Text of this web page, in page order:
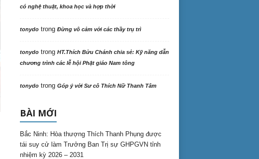
có nghệ thuật, khoa học và hợp thời
tonydotrong Đừng vô cảm với các thầy trụ trì
tonydotrong HT.Thích Bửu Chánh chia sẻ: Kỹ năng dẫn
chương trình các lễ hội Phật giáo Nam tông
tonydotrong Góp ý với Sư cô Thích Nữ Thanh Tâm
BÀI MỚI
Bắc Ninh: Hòa thượng Thích Thanh Phụng được
tái suy cử làm Trưởng Ban Trị sự GHPGVN tỉnh
nhiệm kỳ 2026 – 2031